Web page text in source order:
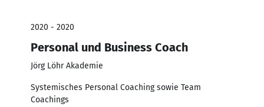
2020 - 2020
Personal und Business Coach
Jörg Löhr Akademie
Systemisches Personal Coaching sowie Team
Coachings